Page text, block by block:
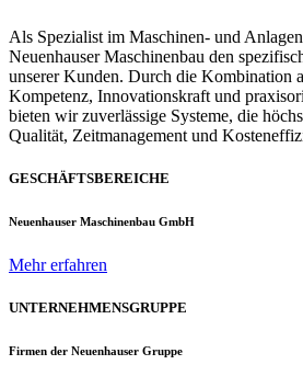
Als Spezialist im Maschinen- und
Neuenhauser Maschinenbau den
unserer Kunden. Durch die Kombination
Kompetenz, Innovationskraft und
bieten wir zuverlässige Systeme, die
Qualität, Zeitmanagement und
GESCHÄFTSBEREICHE
Neuenhauser Maschinenbau GmbH
Mehr erfahren
UNTERNEHMENSGRUPPE
Firmen der Neuenhauser Gruppe